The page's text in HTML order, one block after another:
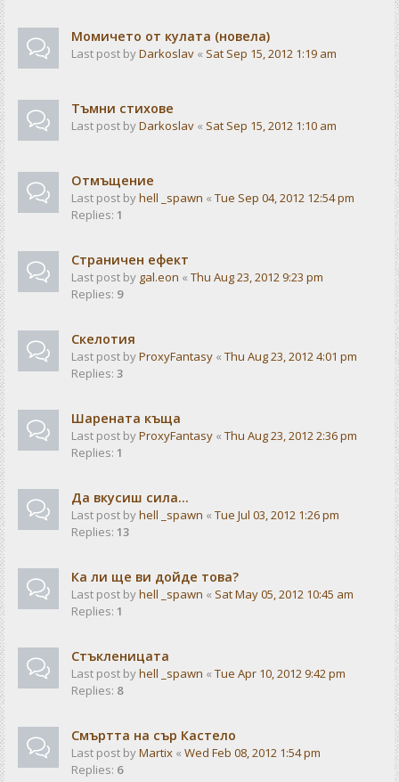
Момичето от кулата (новела)
Last post byDarkoslav « Sat Sep 15, 2012 1:19 am
Тъмни стихове
Last post byDarkoslav « Sat Sep 15, 2012 1:10 am
Отмъщение
Last post byhell _spawn « Tue Sep 04, 2012 12:54 pm
Replies: 1
Страничен ефект
Last post by gal.eon « Thu Aug 23, 2012 9:23 pm
Replies: 9
Скелотия
Last post byProxyFantasy « Thu Aug 23, 2012 4:01 pm
Replies: 3
Шарената къща
Last post byProxyFantasy « Thu Aug 23, 2012 2:36 pm
Replies: 1
Да вкусиш сила...
Last post byhell _spawn « Tue Jul 03, 2012 1:26 pm
Replies: 13
Ка ли ще ви дойде това?
Last post byhell _spawn « Sat May 05, 2012 10:45 am
Replies: 1
Стъкленицата
Last post byhell _spawn « Tue Apr 10, 2012 9:42 pm
Replies: 8
Смъртта на сър Кастело
Last post byMartix « Wed Feb 08, 2012 1:54 pm
Replies: 6